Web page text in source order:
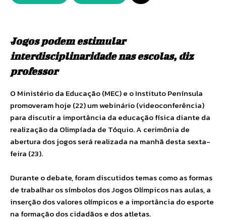
Jogos podem estimular
interdisciplinaridade nas escolas, diz
professor
O Ministério da Educação (MEC) e o Instituto Península
promoveram hoje (22) um webinário (videoconferência)
para discutir a importância da educação física diante da
realização da Olimpíada de Tóquio. A cerimônia de
abertura dos jogos será realizada na manhã desta sexta-
feira (23).
Durante o debate, foram discutidos temas como as formas
de trabalhar os símbolos dos Jogos Olímpicos nas aulas, a
inserção dos valores olímpicos e a importância do esporte
na formação dos cidadãos e dos atletas.